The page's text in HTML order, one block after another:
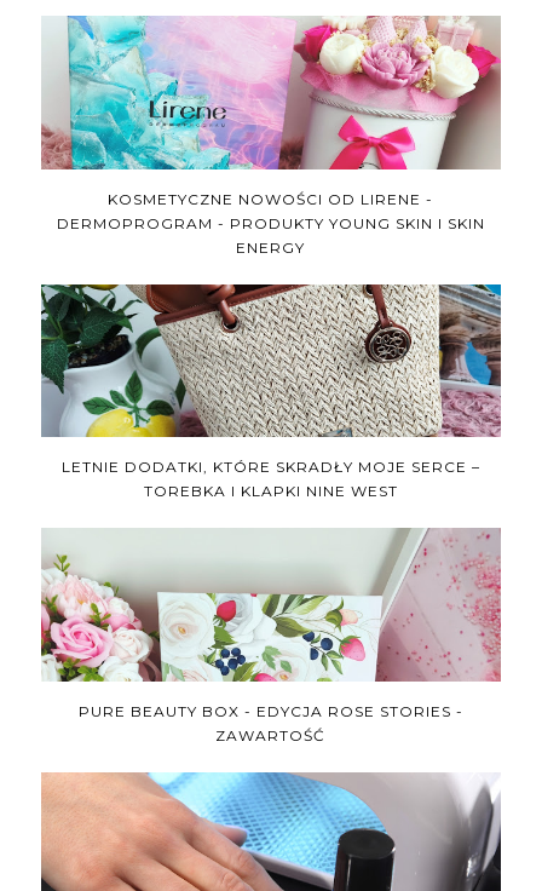
KOSMETYCZNE NOWOŚCI OD LIRENE -
DERMOPROGRAM - PRODUKTY YOUNG SKIN I SKIN
ENERGY
LETNIE DODATKI, KTÓRE SKRADŁY MOJE SERCE –
TOREBKA I KLAPKI NINE WEST
PURE BEAUTY BOX - EDYCJA ROSE STORIES -
ZAWARTOŚĆ